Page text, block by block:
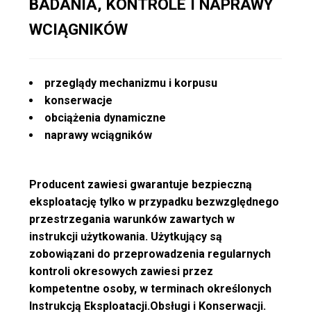
BADANIA, KONTROLE I NAPRAWY
WCIĄGNIKÓW
przeglądy mechanizmu i korpusu
konserwacje
obciążenia dynamiczne
naprawy wciągników
Producent zawiesi gwarantuje bezpieczną
eksploatację tylko w przypadku bezwzględnego
przestrzegania warunków zawartych w
instrukcji użytkowania. Użytkujący są
zobowiązani do przeprowadzenia regularnych
kontroli okresowych zawiesi przez
kompetentne osoby, w terminach określonych
Instrukcją Eksploatacji.Obsługi i Konserwacji.